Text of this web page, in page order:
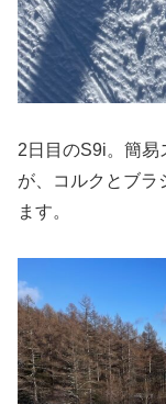
2日目のS9i。簡易
が、コルクとブラ
ます。